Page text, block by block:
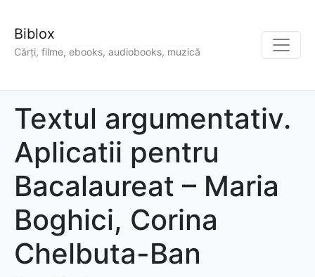
Biblox
Cărți, filme, ebooks, audiobooks, muzică
Textul argumentativ.
Aplicatii pentru
Bacalaureat – Maria
Boghici, Corina
Chelbuta-Ban